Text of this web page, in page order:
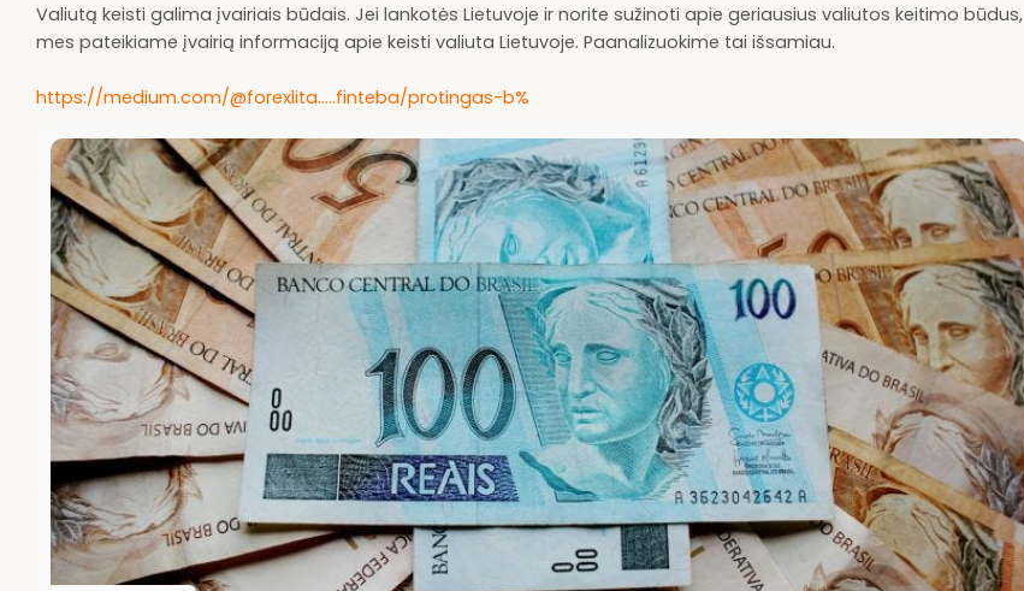
Valiutą keisti galima įvairiais būdais. Jei lankotės Lietuvoje ir norite sužinoti apie geriausius valiutos keitimo būdus,
mes pateikiame įvairią informaciją apie keisti valiuta Lietuvoje. Paanalizuokime tai išsamiau.
https://medium.com/@forexlita.....finteba/protingas-b%